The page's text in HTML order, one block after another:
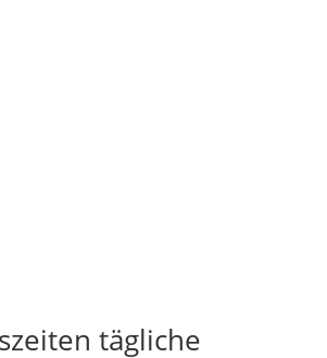
tägliche